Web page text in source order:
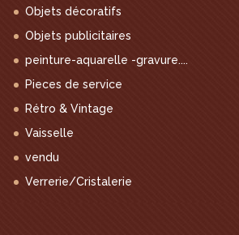
Objets décoratifs
Objets publicitaires
peinture-aquarelle -gravure....
Pieces de service
Rétro & Vintage
Vaisselle
vendu
Verrerie/Cristalerie